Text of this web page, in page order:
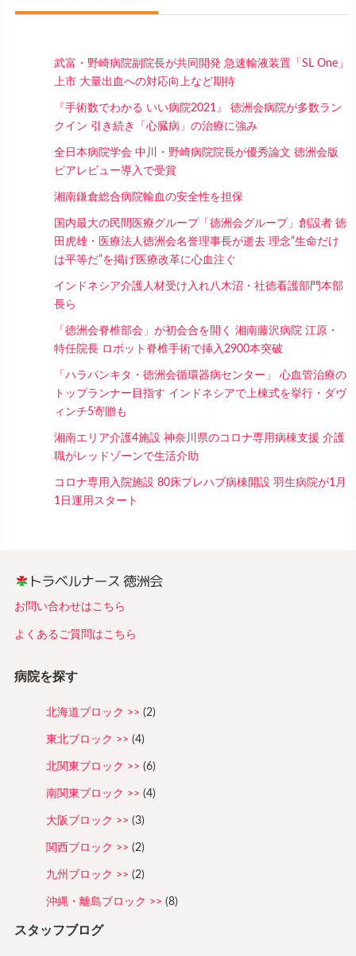
武富・野崎病院副院長が共同開発 急速輸液装置「SL One」
上市 大量出血への対応向上など期待
『手術数でわかる いい病院2021』 徳洲会病院が多数ラン
クイン 引き続き「心臓病」の治療に強み
全日本病院学会 中川・野崎病院院長が優秀論文 徳洲会版
ピアレビュー導入で受賞
湘南鎌倉総合病院輸血の安全性を担保
国内最大の民間医療グループ「徳洲会グループ」創設者 徳
田虎雄・医療法人徳洲会名誉理事長が逝去 理念“生命だけ
は平等だ”を掲げ医療改革に心血注ぐ
インドネシア介護人材受け入れ八木沼・社徳看護部門本部
長ら
「徳洲会脊椎部会」が初会合を開く 湘南藤沢病院 江原・
特任院長 ロボット脊椎手術で挿入2900本突破
「ハラパンキタ・徳洲会循環器病センター」 心血管治療の
トップランナー目指す インドネシアで上棟式を挙行・ダヴ
ィンチ5寄贈も
湘南エリア介護4施設 神奈川県のコロナ専用病棟支援 介護
職がレッドゾーンで生活介助
コロナ専用入院施設 80床プレハブ病棟開設 羽生病院が1月
1日運用スタート
お問い合わせはこちら
よくあるご質問はこちら
病院を探す
北海道ブロック (2)
東北ブロック (4)
北関東ブロック (6)
南関東ブロック (4)
大阪ブロック (3)
関西ブロック (2)
九州ブロック (2)
沖縄・離島ブロック (8)
スタッフブログ